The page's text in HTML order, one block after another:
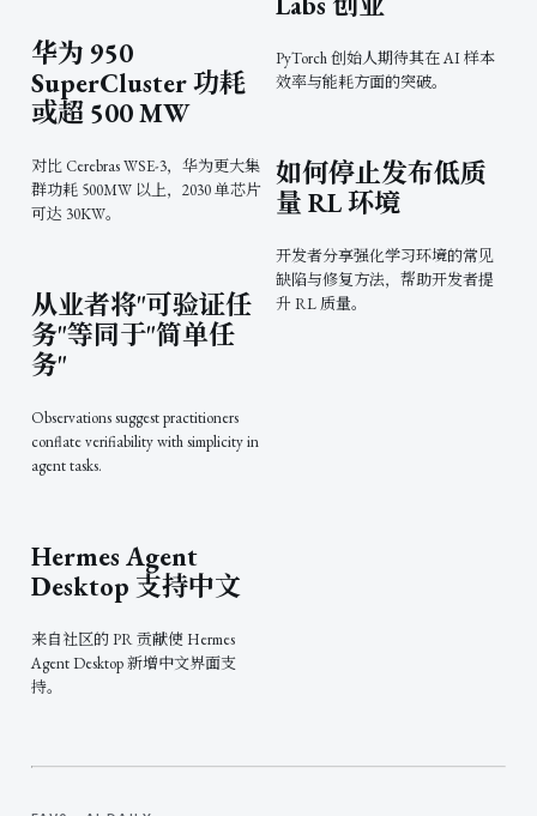
华为 950
SuperCluster 功耗
或超 500 MW
对比 Cerebras WSE-3，华为更大集
群功耗 500MW 以上，2030 单芯片
可达 30KW。
从业者将"可验证任
务"等同于"简单任
务"
Observations suggest practitioners
conflate verifiability with simplicity in
agent tasks.
Hermes Agent
Desktop 支持中文
来自社区的 PR 贡献使 Hermes
Agent Desktop 新增中文界面支
持。
PyTorch 创始人期待其在 AI 样本
效率与能耗方面的突破。
如何停止发布低质
量 RL 环境
开发者分享强化学习环境的常见
缺陷与修复方法，帮助开发者提
升 RL 质量。